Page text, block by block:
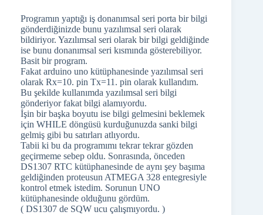
Programın yaptığı iş donanımsal seri porta bir bilgi
gönderdiğinizde bunu yazılımsal seri olarak
bildiriyor. Yazılımsal seri olarak bir bilgi geldiğinde
ise bunu donanımsal seri kısmında gösterebiliyor.
Basit bir program.
Fakat arduino uno kütüphanesinde yazılımsal seri
olarak Rx=10. pin Tx=11. pin olarak kullandım.
Bu şekilde kullanımda yazılımsal seri bilgi
gönderiyor fakat bilgi alamıyordu.
İşin bir başka boyutu ise bilgi gelmesini beklemek
için WHILE döngüsü kurduğunuzda sanki bilgi
gelmiş gibi bu satırları atlıyordu.
Tabii ki bu da programımı tekrar tekrar gözden
geçirmeme sebep oldu. Sonrasında, önceden
DS1307 RTC kütüphanesinde de aynı şey başıma
geldiğinden proteusun ATMEGA 328 entegresiyle
kontrol etmek istedim. Sorunun UNO
kütüphanesinde olduğunu gördüm.
( DS1307 de SQW ucu çalışmıyordu. )